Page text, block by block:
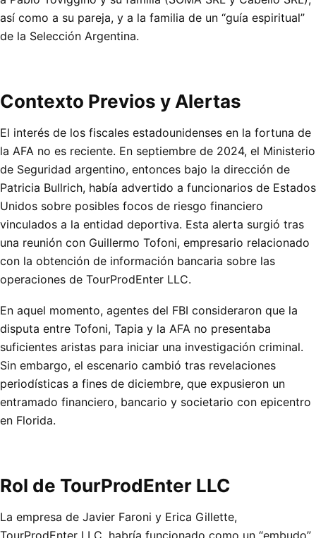
así como a su pareja, y a la familia de un “guía espiritual”
de la Selección Argentina.
Contexto Previos y Alertas
El interés de los fiscales estadounidenses en la fortuna de
la AFA no es reciente. En septiembre de 2024, el Ministerio
de Seguridad argentino, entonces bajo la dirección de
Patricia Bullrich, había advertido a funcionarios de Estados
Unidos sobre posibles focos de riesgo financiero
vinculados a la entidad deportiva. Esta alerta surgió tras
una reunión con Guillermo Tofoni, empresario relacionado
con la obtención de información bancaria sobre las
operaciones de TourProdEnter LLC.
En aquel momento, agentes del FBI consideraron que la
disputa entre Tofoni, Tapia y la AFA no presentaba
suficientes aristas para iniciar una investigación criminal.
Sin embargo, el escenario cambió tras revelaciones
periodísticas a fines de diciembre, que expusieron un
entramado financiero, bancario y societario con epicentro
en Florida.
Rol de TourProdEnter LLC
La empresa de Javier Faroni y Erica Gillette,